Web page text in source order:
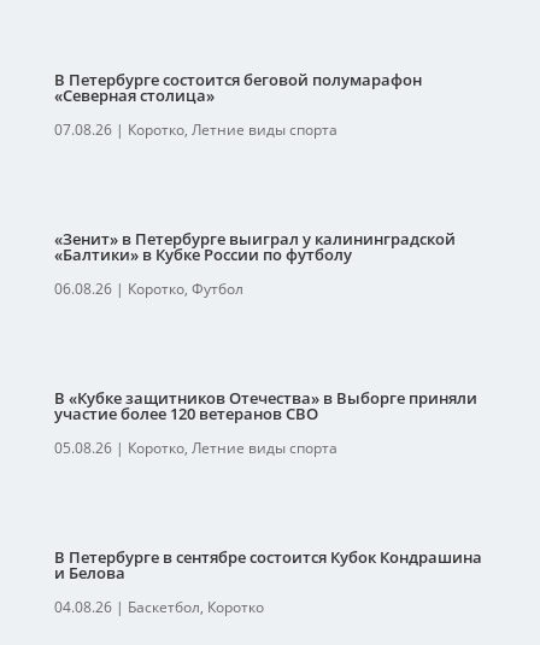
В Петербурге состоится беговой полумарафон
«Северная столица»
07.08.26| Коротко, Летние виды спорта
«Зенит» в Петербурге выиграл у калининградской
«Балтики» в Кубке России по футболу
06.08.26| Коротко, Футбол
В «Кубке защитников Отечества» в Выборге приняли
участие более 120 ветеранов СВО
05.08.26| Коротко, Летние виды спорта
В Петербурге в сентябре состоится Кубок Кондрашина
и Белова
04.08.26| Баскетбол, Коротко